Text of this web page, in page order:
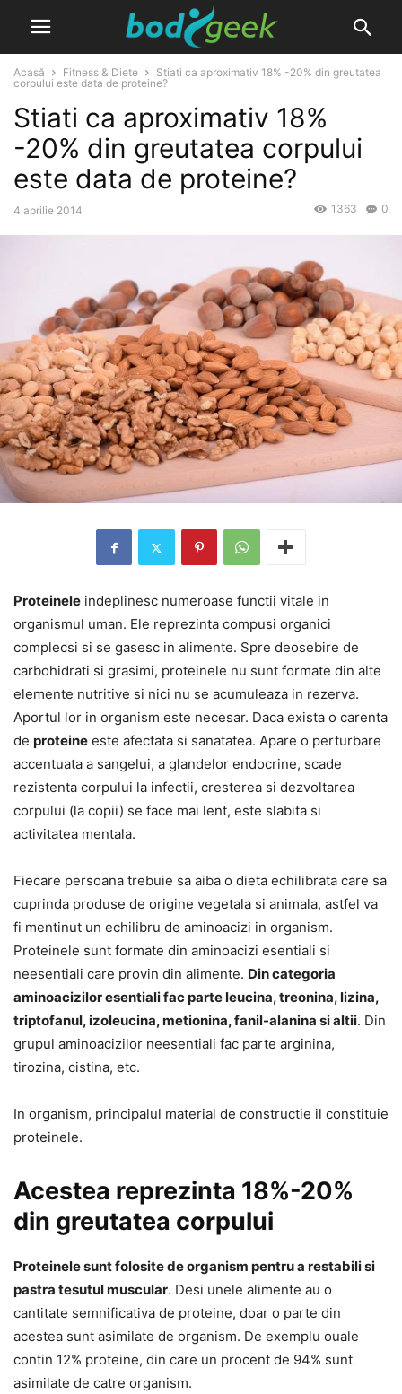
Acasă Fitness & Diete
Stiati ca aproximativ 18% -20% din greutatea
corpului este data de proteine?
Stiati ca aproximativ 18%
-20% din greutatea corpului
este data de proteine?
4 aprilie 2014 0
1363
Proteinele indeplinesc numeroase functii vitale in
organismul uman. Ele reprezinta compusi organici
complecsi si se gasesc in alimente. Spre deosebire de
carbohidrati si grasimi, proteinele nu sunt formate din alte
elemente nutritive si nici nu se acumuleaza in rezerva.
Aportul lor in organism este necesar. Daca exista o carenta
de proteine este afectata si sanatatea. Apare o perturbare
accentuata a sangelui, a glandelor endocrine, scade
rezistenta corpului la infectii, cresterea si dezvoltarea
corpului (la copii) se face mai lent, este slabita si
activitatea mentala.
Fiecare persoana trebuie sa aiba o dieta echilibrata care sa
cuprinda produse de origine vegetala si animala, astfel va
fi mentinut un echilibru de aminoacizi in organism.
Proteinele sunt formate din aminoacizi esentiali si
neesentiali care provin din alimente. Din categoria
aminoacizilor esentiali fac parte leucina, treonina, lizina,
triptofanul, izoleucina, metionina, fanil-alanina si altii. Din
grupul aminoacizilor neesentiali fac parte arginina,
tirozina, cistina, etc.
In organism, principalul material de constructie il constituie
proteinele.
Acestea reprezinta 18%-20%
din greutatea corpului
Proteinele sunt folosite de organism pentru a restabili si
pastra tesutul muscular. Desi unele alimente au o
cantitate semnificativa de proteine, doar o parte din
acestea sunt asimilate de organism. De exemplu ouale
contin 12% proteine, din care un procent de 94% sunt
asimilate de catre organism.